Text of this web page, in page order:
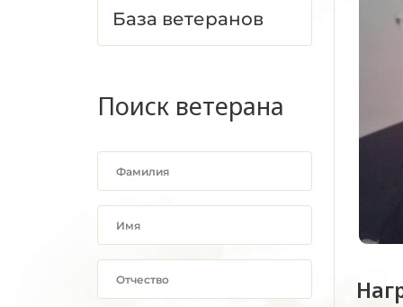
База ветеранов
Поиск ветерана